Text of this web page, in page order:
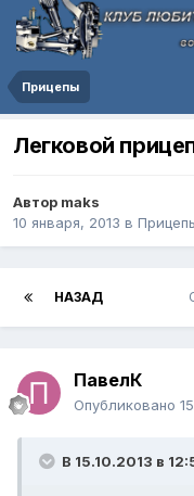
Прицепы
Легковой
Автор maks
10 января, 2013 в
НАЗАД
ПавелК
Опубликовано
В 15.10.2013 в